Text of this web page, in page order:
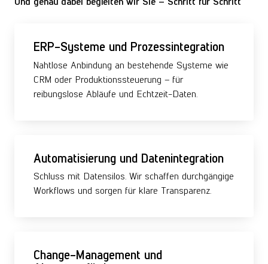
ERP-Systeme und Prozessintegration
Nahtlose Anbindung an bestehende Systeme wie
CRM oder Produktionssteuerung – für
reibungslose Abläufe und Echtzeit-Daten.
Automatisierung und Datenintegration
Schluss mit Datensilos. Wir schaffen durchgängige
Workflows und sorgen für klare Transparenz.
Change-Management und